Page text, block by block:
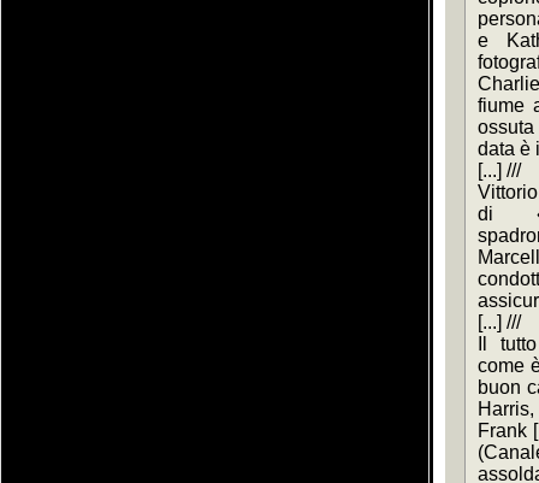
e
fiume
data è
[...] ///
di
[...] ///
Il
come
buon
Frank